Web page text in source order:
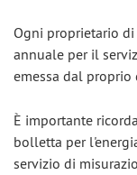
Ogni proprietario
annuale per il
emessa dal
È importante
bolletta per
servizio di